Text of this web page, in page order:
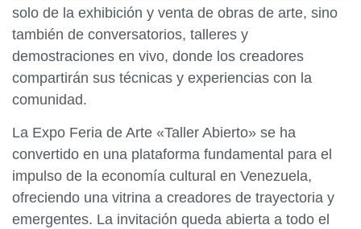
solo de la exhibición y venta de obras de arte, sino
también de conversatorios, talleres y
demostraciones en vivo, donde los creadores
compartirán sus técnicas y experiencias con la
comunidad.
La Expo Feria de Arte «Taller Abierto» se ha
convertido en una plataforma fundamental para el
impulso de la economía cultural en Venezuela,
ofreciendo una vitrina a creadores de trayectoria y
emergentes. La invitación queda abierta a todo el